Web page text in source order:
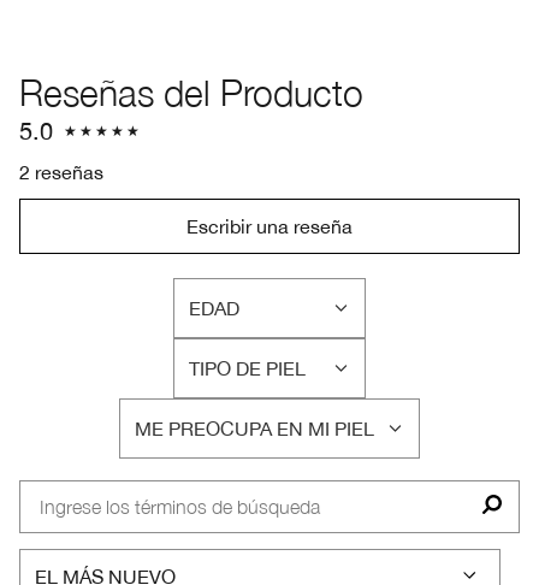
Reseñas del Producto
5.0
2 reseñas
Escribir una reseña
EDAD
FILTRAR
RESEÑAS
POR
EDAD
TIPO DE PIEL
FILTRAR
RESEÑAS
POR
TIPO
DE
PIEL
ME PREOCUPA EN MI PIEL
FILTRAR
RESEÑAS
ME
EN